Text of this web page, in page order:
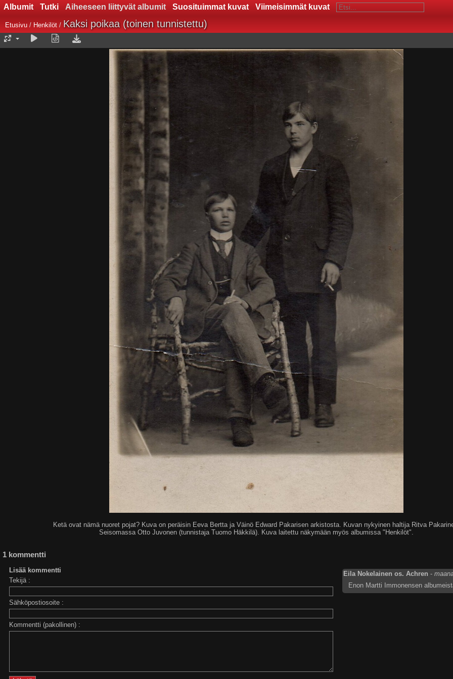
Albumit Tutki Aiheeseen liittyvät albumit Suosituimmat kuvat Viimeisimmät kuvat
Etusivu / Henkilöt / Kaksi poikaa (toinen tunnistettu)
Ketä ovat nämä nuoret pojat? Kuva on peräisin Eeva Bertta ja Väinö Edward Pakarisen arkistosta. Kuvan nykyinen haltija Ritva
Seisomassa Otto Juvonen (tunnistaja Tuomo Häkkilä). Kuva laitettu näkymään myös albumissa "Henkilöt".
1 kommentti
Lisää kommentti
Tekijä :
Sähköpostiosoite :
Kommentti (pakollinen) :
Eila Nokelainen os. Achren -
Enon Martti Immonensen